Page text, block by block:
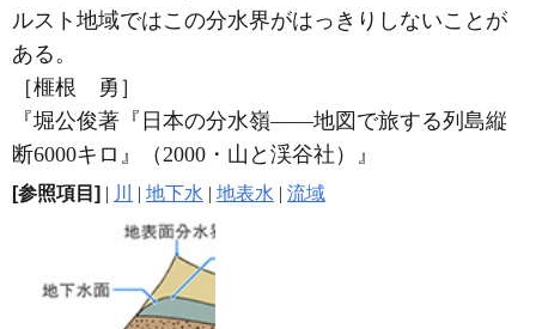
ルスト地域ではこの分水界がはっきりしないことが
ある。
［榧根 勇］
『堀公俊著『日本の分水嶺――地図で旅する列島縦
断6000キロ』（2000・山と渓谷社）』
[参照項目] | 川 | 地下水 | 地表水 | 流域